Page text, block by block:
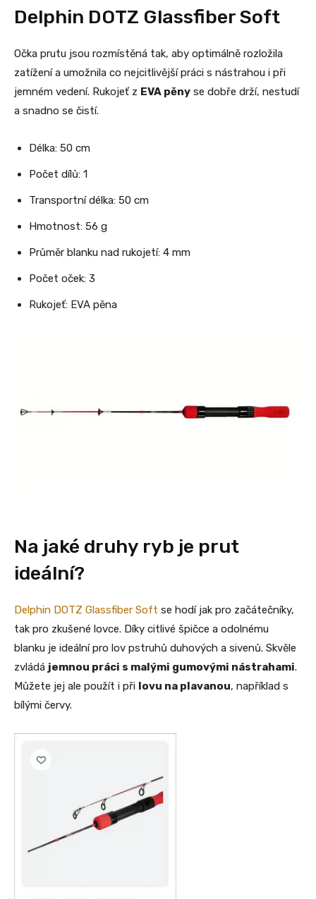
Delphin DOTZ Glassfiber Soft
Očka prutu jsou rozmístěná tak, aby optimálně rozložila
zatížení a umožnila co nejcitlivější práci s nástrahou i při
jemném vedení. Rukojeť z EVA pěny se dobře drží, nestudí
a snadno se čistí.
Délka: 50 cm
Počet dílů: 1
Transportní délka: 50 cm
Hmotnost: 56 g
Průměr blanku nad rukojetí: 4 mm
Počet oček: 3
Rukojeť: EVA pěna
Na jaké druhy ryb je prut
ideální?
Delphin DOTZ Glassfiber Soft se hodí jak pro začátečníky,
tak pro zkušené lovce. Díky citlivé špičce a odolnému
blanku je ideální pro lov pstruhů duhových a sivenů. Skvěle
zvládá jemnou práci s malými gumovými nástrahami.
Můžete jej ale použít i při lovu na plavanou, například s
bílými červy.